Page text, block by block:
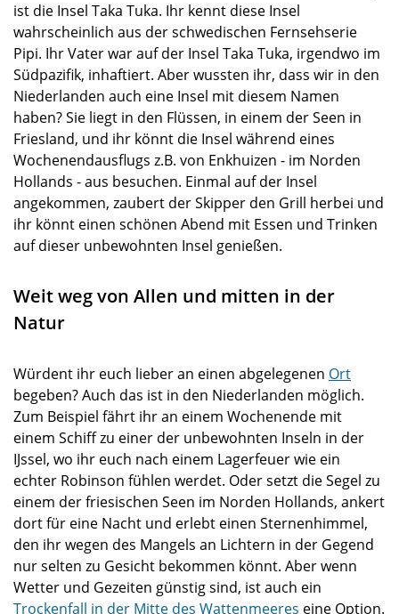
ist die Insel Taka Tuka. Ihr kennt diese Insel
wahrscheinlich aus der schwedischen Fernsehserie
Pipi. Ihr Vater war auf der Insel Taka Tuka, irgendwo im
Südpazifik, inhaftiert. Aber wussten ihr, dass wir in den
Niederlanden auch eine Insel mit diesem Namen
haben? Sie liegt in den Flüssen, in einem der Seen in
Friesland, und ihr könnt die Insel während eines
Wochenendausflugs z.B. von Enkhuizen - im Norden
Hollands - aus besuchen. Einmal auf der Insel
angekommen, zaubert der Skipper den Grill herbei und
ihr könnt einen schönen Abend mit Essen und Trinken
auf dieser unbewohnten Insel genießen.
Weit weg von Allen und mitten in der
Natur
Würdent ihr euch lieber an einen abgelegenen Ort
begeben? Auch das ist in den Niederlanden möglich.
Zum Beispiel fährt ihr an einem Wochenende mit
einem Schiff zu einer der unbewohnten Inseln in der
IJssel, wo ihr euch nach einem Lagerfeuer wie ein
echter Robinson fühlen werdet. Oder setzt die Segel zu
einem der friesischen Seen im Norden Hollands, ankert
dort für eine Nacht und erlebt einen Sternenhimmel,
den ihr wegen des Mangels an Lichtern in der Gegend
nur selten zu Gesicht bekommen könnt. Aber wenn
Wetter und Gezeiten günstig sind, ist auch ein
Trockenfall in der Mitte des Wattenmeeres eine Option.